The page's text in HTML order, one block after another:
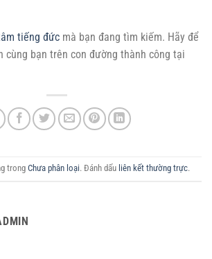
tiếng đức mà bạn đang tìm kiếm. Hãy để
cùng bạn trên con đường thành công tại
trong Chưa phân loại. Đánh dấu liên kết thường trực.